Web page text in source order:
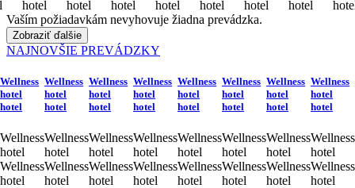
hotel
hotel
hotel
hotel
hotel
hotel
hotel
Vaším požiadavkám nevyhovuje žiadna prevádzka.
Zobraziť ďalšie
NAJNOVŠIE PREVÁDZKY
Wellness
hotel
hotel
Wellness
hotel
Wellness
hotel
Wellness
hotel
hotel
Wellness
hotel
Wellness
hotel
Wellness
hotel
hotel
Wellness
hotel
Wellness
hotel
Wellness
hotel
hotel
Wellness
hotel
Wellness
hotel
Wellness
hotel
hotel
Wellness
hotel
Wellness
hotel
Wellness
hotel
hotel
Wellness
hotel
Wellness
hotel
Wellness
hotel
hotel
Wellness
hotel
Wellness
hotel
Wellness
hotel
hotel
Wellness
hotel
Wellness
hotel